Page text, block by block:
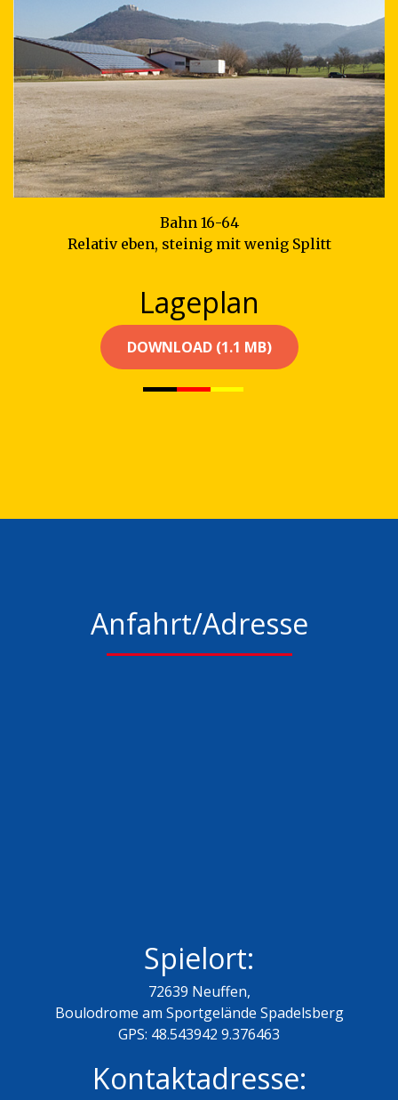
Bahn 16-64
Relativ eben, steinig mit wenig Splitt
Lageplan
DOWNLOAD (1.1 MB)
Anfahrt/Adresse
Spielort:
72639 Neuffen,
Boulodrome am Sportgelände Spadelsberg
GPS: 48.543942 9.376463
Kontaktadresse: